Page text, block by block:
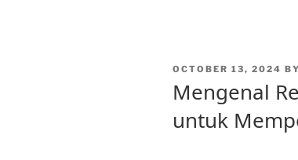
POSTED
OCTOBER 13, 2024 BY
Mengenal
untuk